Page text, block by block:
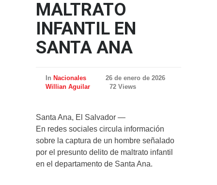
MALTRATO
INFANTIL EN
SANTA ANA
In Nacionales
26 de enero de 2026
Willian Aguilar
72 Views
Santa Ana, El Salvador —
En redes sociales circula información
sobre la captura de un hombre señalado
por el presunto delito de maltrato infantil
en el departamento de Santa Ana.